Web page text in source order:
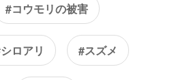
#コウモリの被害
ロアリ #スズメ